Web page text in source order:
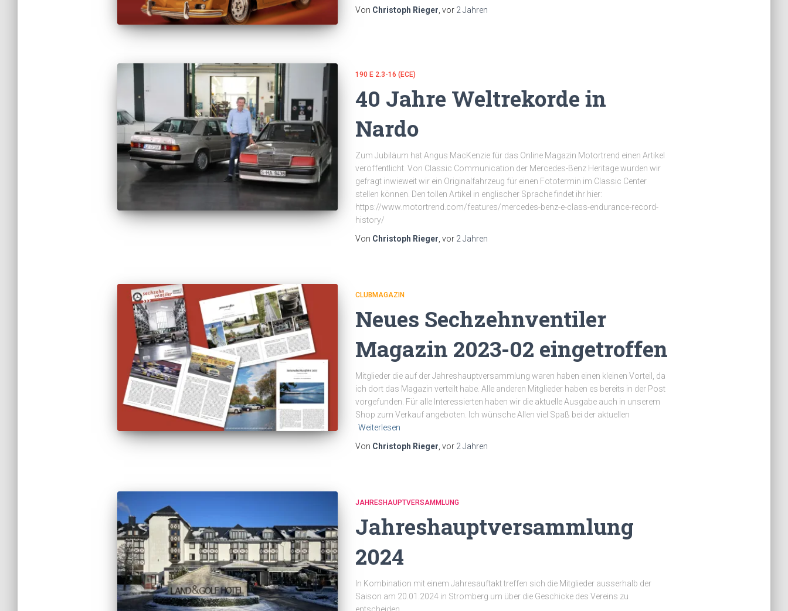
Von Christoph Rieger , vor 2 Jahren
190 E 2.3-16 (ECE)
40 Jahre Weltrekorde in
Nardo
Zum Jubiläum hat Angus MacKenzie für das Online Magazin Motortrend einen Artikel
veröffentlicht. Von Classic Communication der Mercedes-Benz Heritage wurden wir
gefragt inwieweit wir ein Originalfahrzeug für einen Fototermin im Classic Center
stellen können. Den tollen Artikel in englischer Sprache findet ihr hier:
https://www.motortrend.com/features/mercedes-benz-e-class-endurance-record-
history/
Von Christoph Rieger , vor 2 Jahren
CLUBMAGAZIN
Neues Sechzehnventiler
Magazin 2023-02 eingetroffen
Mitglieder die auf der Jahreshauptversammlung waren haben einen kleinen Vorteil, da
ich dort das Magazin verteilt habe. Alle anderen Mitglieder haben es bereits in der Post
vorgefunden. Für alle Interessierten haben wir die aktuelle Ausgabe auch in unserem
Shop zum Verkauf angeboten. Ich wünsche Allen viel Spaß bei der aktuellen
Weiterlesen
Von Christoph Rieger , vor 2 Jahren
JAHRESHAUPTVERSAMMLUNG
Jahreshauptversammlung
2024
In Kombination mit einem Jahresauftakt treffen sich die Mitglieder ausserhalb der
Saison am 20.01.2024 in Stromberg um über die Geschicke des Vereins zu